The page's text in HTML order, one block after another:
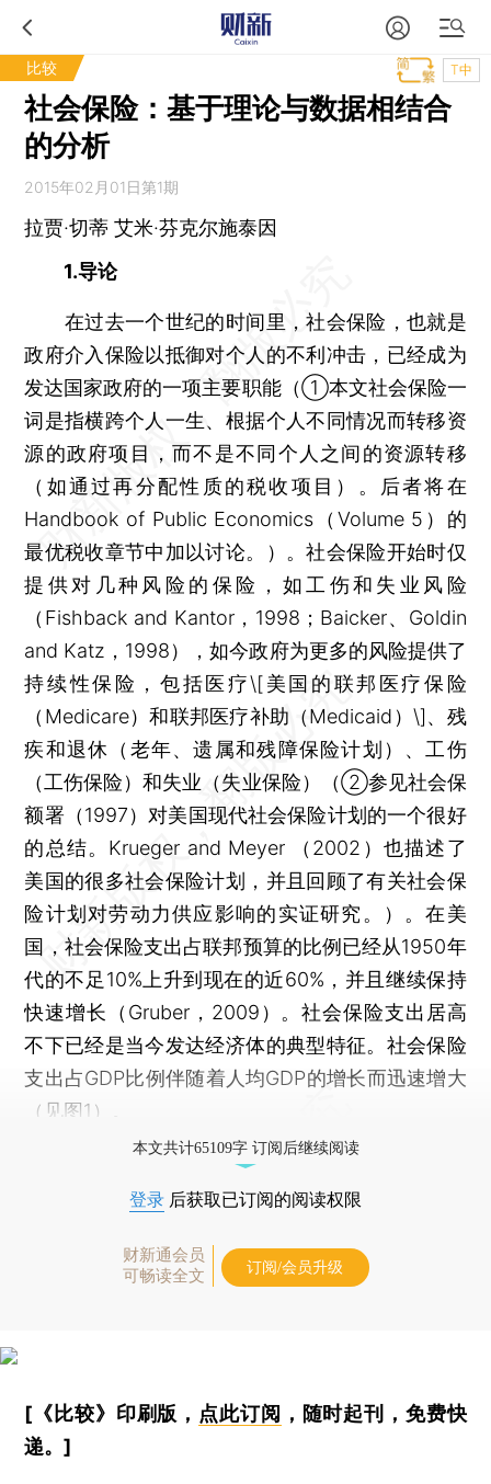
比较 T中
社会保险：基于理论与数据相结合
的分析
2015年02月01日第1期
拉贾·切蒂 艾米·芬克尔施泰因
1.导论
在过去一个世纪的时间里，社会保险，也就是
政府介入保险以抵御对个人的不利冲击，已经成为
发达国家政府的一项主要职能（①本文社会保险一
词是指横跨个人一生、根据个人不同情况而转移资
源的政府项目，而不是不同个人之间的资源转移
（如通过再分配性质的税收项目）。后者将在
Handbook of Public Economics（Volume 5）的
最优税收章节中加以讨论。）。社会保险开始时仅
提供对几种风险的保险，如工伤和失业风险
（Fishback and Kantor，1998；Baicker、Goldin
and Katz，1998），如今政府为更多的风险提供了
持续性保险，包括医疗\[美国的联邦医疗保险
（Medicare）和联邦医疗补助（Medicaid）\]、残
疾和退休（老年、遗属和残障保险计划）、工伤
（工伤保险）和失业（失业保险）（②参见社会保
额署（1997）对美国现代社会保险计划的一个很好
的总结。Krueger and Meyer （2002）也描述了
美国的很多社会保险计划，并且回顾了有关社会保
险计划对劳动力供应影响的实证研究。）。在美
国，社会保险支出占联邦预算的比例已经从1950年
代的不足10%上升到现在的近60%，并且继续保持
快速增长（Gruber，2009）。社会保险支出居高
不下已经是当今发达经济体的典型特征。社会保险
支出占GDP比例伴随着人均GDP的增长而迅速增大
（见图1）。
本文共计65109字 订阅后继续阅读
登录 后获取已订阅的阅读权限
财新通会员
可畅读全文
订阅/会员升级
[《比较》印刷版， 点此订阅 ，随时起刊，免费快
递。]